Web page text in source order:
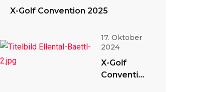
X-Golf Convention 2025
17. Oktober
2024
X-Golf
Convention